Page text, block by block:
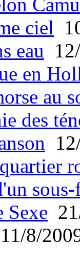
ciel
eau
en
au
des
Sexe
11/8/